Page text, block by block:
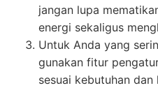
jangan lupa
energi sekaligus
Untuk Anda yang
gunakan fitur
sesuai kebutuhan